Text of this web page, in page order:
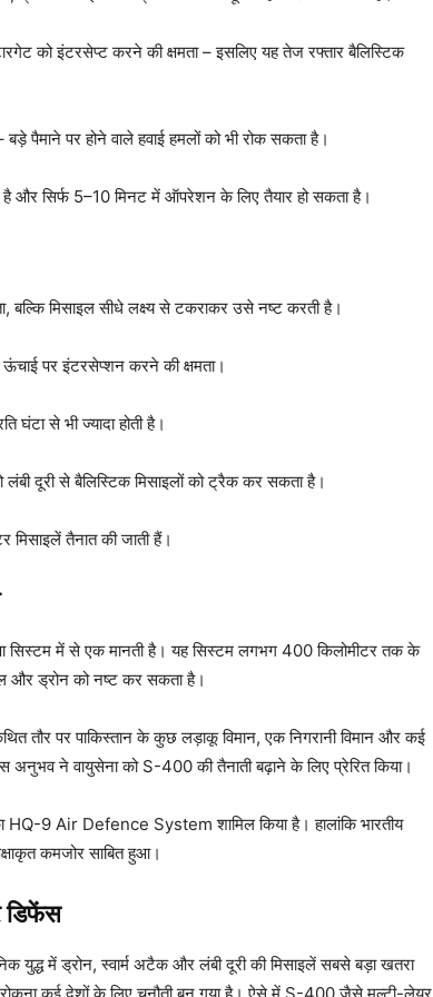
को इंटरसेप्ट करने की क्षमता – इसलिए यह तेज रफ्तार बैलिस्टिक
पैमाने पर होने वाले हवाई हमलों को भी रोक सकता है।
है और सिर्फ 5–10 मिनट में ऑपरेशन के लिए तैयार हो सकता है।
मिसाइल सीधे लक्ष्य से टकराकर उसे नष्ट करती है।
पर इंटरसेप्शन करने की क्षमता।
घंटा से भी ज्यादा होती है।
दूरी से बैलिस्टिक मिसाइलों को ट्रैक कर सकता है।
तैनात की जाती हैं।
सिस्टम में से एक मानती है। यह सिस्टम लगभग 400 किलोमीटर तक के
और ड्रोन को नष्ट कर सकता है।
तौर पर पाकिस्तान के कुछ लड़ाकू विमान, एक निगरानी विमान और कई
अनुभव ने वायुसेना को S-400 की तैनाती बढ़ाने के लिए प्रेरित किया।
9 Air Defence System शामिल किया है। हालांकि भारतीय
कमजोर साबित हुआ।
डिफेंस
युद्ध में ड्रोन, स्वार्म अटैक और लंबी दूरी की मिसाइलें सबसे बड़ा खतरा